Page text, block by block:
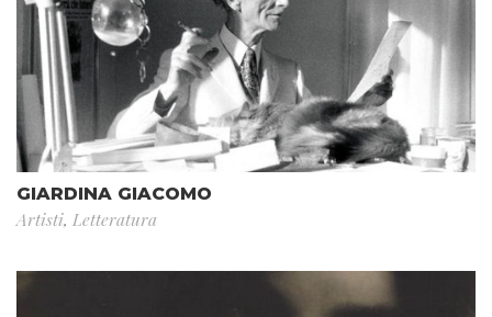
GIARDINA GIACOMO
Artisti, Letteratura